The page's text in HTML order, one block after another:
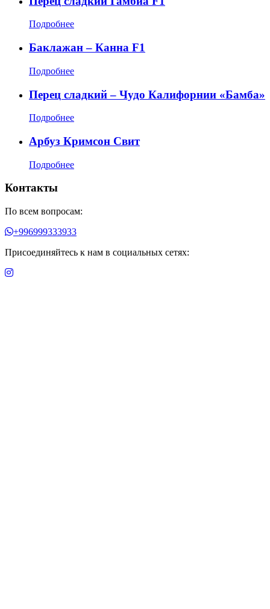
Подробнее
Баклажан – Канна F1
Подробнее
Перец сладкий – Чудо Калифорнии «Бамба»
Подробнее
Арбуз Кримсон Свит
Подробнее
Контакты
По всем вопросам:
+996999333933
Присоединяйтесь к нам в социальных сетях: